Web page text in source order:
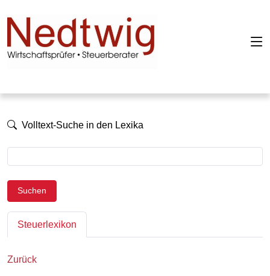
Volltext-Suche in den Lexika
Suchen
Steuerlexikon
Zurück